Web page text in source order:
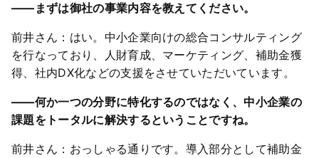
――まずは御社の事業内容を教えてください。
前井さん：はい。中小企業向けの総合コンサルティング
を行なっており、人財育成、マーケティング、補助金獲
得、社内DX化などの支援をさせていただいています。
――何か一つの分野に特化するのではなく、中小企業の
課題をトータルに解決するということですね。
前井さん：おっしゃる通りです。導入部分として補助金